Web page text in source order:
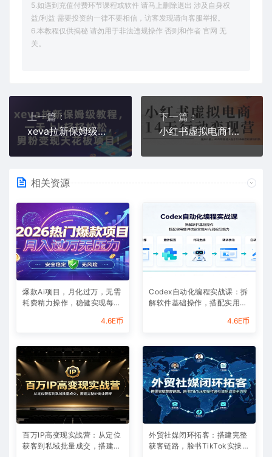
5.如遇到充值付费环节课程或软件 请马上删除退出 涉及自身权
益/利益 需要投资的一律不要相信，访客发现请向客服举报。
6.本教程仅供揭秘 请勿用于非法违规操作 否则和作者 官网 无
关。
上一篇：
xeva拉新保姆级教程，一天上k轻轻松松，男粉变现天花板项目
下一篇：
小红书虚拟电商14天变现训练营，虚拟产品，2025年普通人在小红书最后的搞钱机会
相关资源
爆款Ai项目，月化过万，无需
耗费精力操作，稳健实现每月
4.6E币
Codex自动化编程实战课：拆
解软件基础操作，搭配实用插
4.6E币
百万IP高变现实战营：从定位
获客到私域批量成交，搭建完
外贸社媒闭环拓客：搭建完整
获客链路，脸书TikTok实操打